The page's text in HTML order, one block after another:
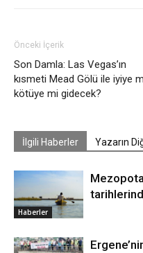
Önceki İçerik
Son Damla: Las Vegas’ın
kısmeti Mead Gölü ile iyiye
kötüye mi gidecek?
İlgili Haberler Yazarın
Haberler